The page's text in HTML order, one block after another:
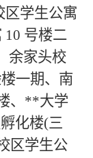
区学生公寓
10 号楼二
余家头校
一期、南
**大学
化楼(三
区学生公